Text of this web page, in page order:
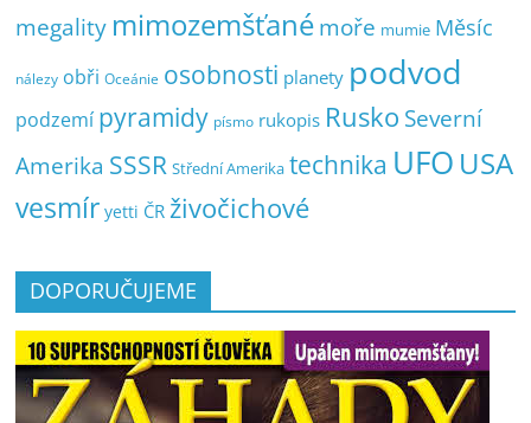
megality mimozemšťanémoře mumie Měsíc
nálezy obři Oceánie osobnosti planety podvod
podzemí pyramidy písmo rukopis Rusko Severní
Amerika SSSR Střední Amerika technika UFO USA
vesmír yetti ČR živočichové
DOPORUČUJEME